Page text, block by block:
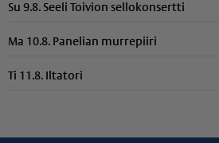
Su 9.8. Seeli Toivion sellokonsertti
Ma 10.8. Panelian murrepiiri
Ti 11.8. Iltatori